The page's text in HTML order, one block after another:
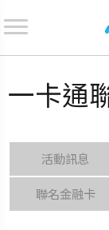
一卡通
活動訊息
聯名金融卡